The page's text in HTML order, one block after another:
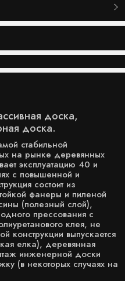
доска,
доска.
стабильной
на рынке деревянных
эксплуатацию 40 и
с повышенной и
состоит из
фанеры и пиленой
(полезный слой),
прессования с
клея, не
конструкции выпускается
елка), деревянная
инженерной доски
(в некоторых случаях на